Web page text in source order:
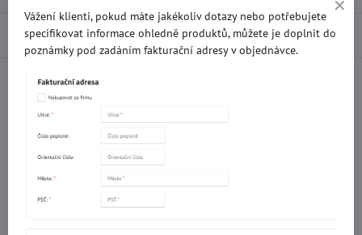
Diskuse 0
Facebook
Potřebujete poradit s objednávkou?
Kontaktujte nás:
+420 577 523 563
Vážení klienti, pokud máte jakékoliv dotazy nebo potřebujete
specifikovat informace ohledně produktů, můžete je doplnit do
poznámky pod zadáním fakturační adresy v objednávce.